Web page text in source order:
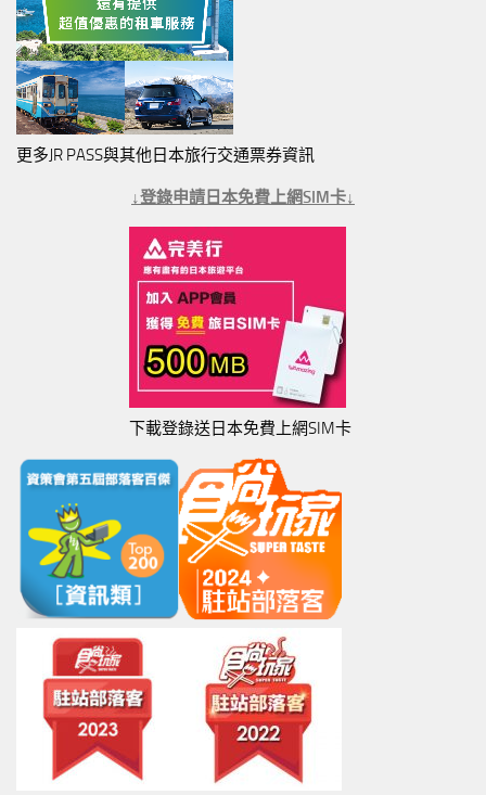
更多JR PASS與其他日本旅行交通票券資訊
↓登錄申請日本免費上網SIM卡↓
下載登錄送日本免費上網SIM卡